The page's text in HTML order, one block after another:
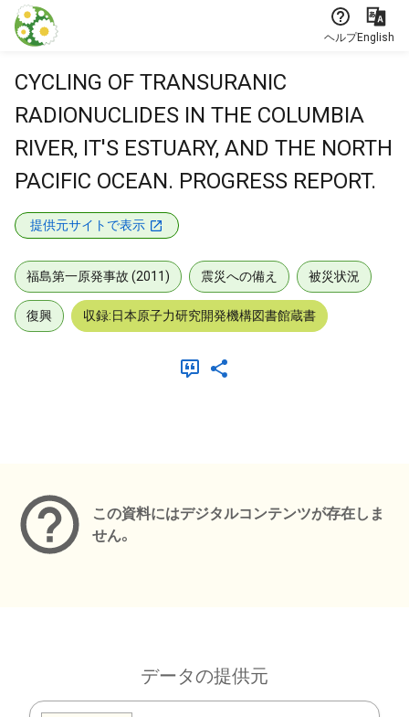
本文に飛ぶ
ヘルプEnglish
CYCLING OF TRANSURANIC
RADIONUCLIDES IN THE COLUMBIA
RIVER, IT'S ESTUARY, AND THE NORTH
PACIFIC OCEAN. PROGRESS REPORT.
提供元サイトで表示
福島第一原発事故 (2011) 震災への備え 被災状況
復興 収録:日本原子力研究開発機構図書館蔵書
この資料にはデジタルコンテンツが存在しま
せん。
データの提供元